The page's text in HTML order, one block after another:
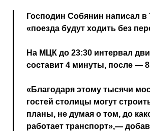
Господин Собянин написал в
«поезда будут ходить без
На МЦК до 23:30 интервал
составит 4 минуты, после —
«Благодаря этому тысячи
гостей столицы могут
планы, не думая о том, до
работает транспорт»,—